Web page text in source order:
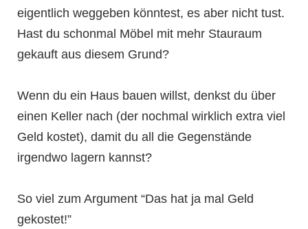
eigentlich weggeben könntest, es aber nicht tust.
Hast du schonmal Möbel mit mehr Stauraum
gekauft aus diesem Grund?
Wenn du ein Haus bauen willst, denkst du über
einen Keller nach (der nochmal wirklich extra viel
Geld kostet), damit du all die Gegenstände
irgendwo lagern kannst?
So viel zum Argument “Das hat ja mal Geld
gekostet!”